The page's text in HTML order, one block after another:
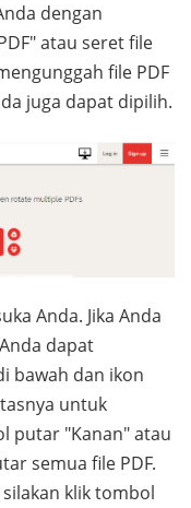
dengan
atau seret file
file PDF
juga dapat dipilih.
Anda. Jika Anda
dapat
bawah dan ikon
untuk
putar "Kanan" atau
semua file PDF.
klik tombol